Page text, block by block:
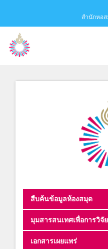
สำนักหอ
go
สืบค้นข้อมูลห้องสมุด
มุมสารสนเทศเพื่อการวิจัย
เอกสารเผยแพร่